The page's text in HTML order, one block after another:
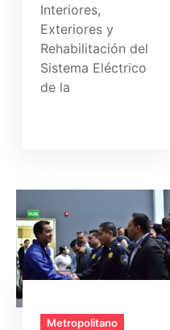
Interiores,
Exteriores y
Rehabilitación del
Sistema Eléctrico
de la
Metropolitano